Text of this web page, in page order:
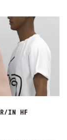
IN HF